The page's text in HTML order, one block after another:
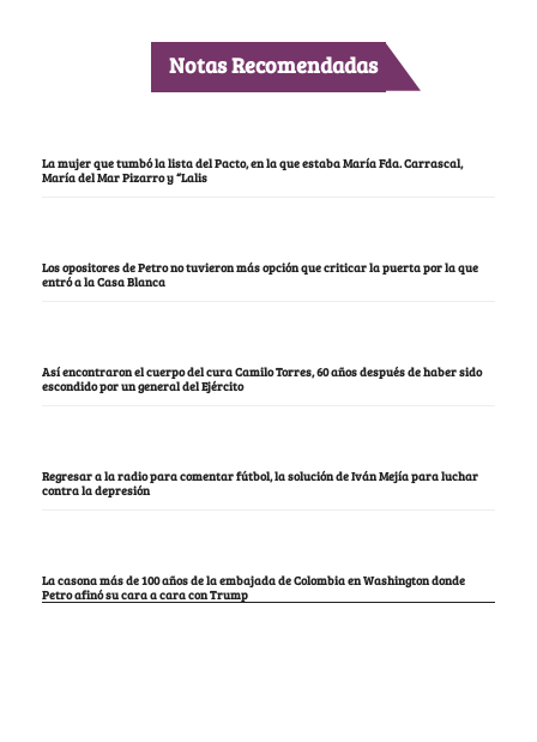
Notas Recomendadas
La mujer que tumbó la lista del Pacto, en la que estaba María Fda. Carrascal,
María del Mar Pizarro y “Lalis
Los opositores de Petro no tuvieron más opción que criticar la puerta por la que
entró a la Casa Blanca
Así encontraron el cuerpo del cura Camilo Torres, 60 años después de haber sido
escondido por un general del Ejército
Regresar a la radio para comentar fútbol, la solución de Iván Mejía para luchar
contra la depresión
La casona más de 100 años de la embajada de Colombia en Washington donde
Petro afinó su cara a cara con Trump